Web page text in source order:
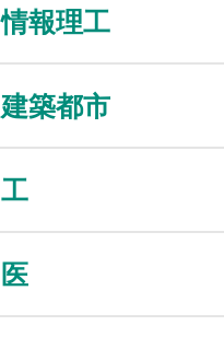
情報理工
建築都市
工
医